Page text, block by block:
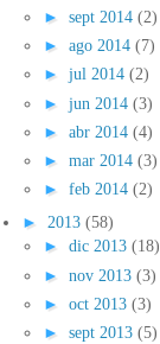
► sept 2014 (2)
► ago 2014 (7)
► jul 2014 (2)
► jun 2014 (3)
► abr 2014 (4)
► mar 2014 (3)
► feb 2014 (2)
► 2013 (58)
► dic 2013 (18)
► nov 2013 (3)
► oct 2013 (3)
► sept 2013 (5)